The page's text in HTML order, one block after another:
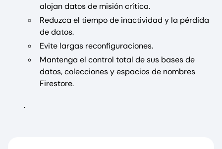
alojan datos de misión crítica.
Reduzca el tiempo de inactividad y la pérdida
de datos.
Evite largas reconfiguraciones.
Mantenga el control total de sus bases de
datos, colecciones y espacios de nombres
Firestore.
.